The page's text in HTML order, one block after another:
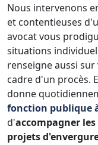
Nous intervenons
et contentieuses
avocat vous
situations
renseigne aussi sur
cadre d'un procès.
donne
fonction publique
d'accompagner
projets